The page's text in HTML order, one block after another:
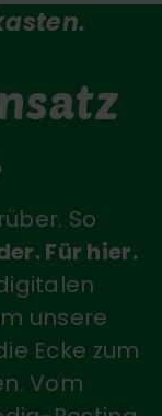
So
Für hier.
unsere
Ecke zum
Vom